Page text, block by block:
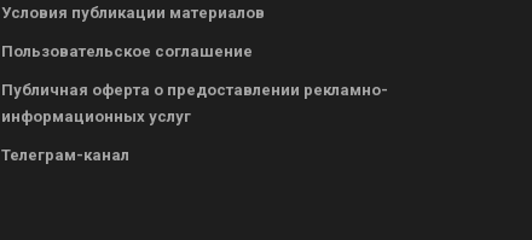
Условия публикации материалов
Пользовательское соглашение
Публичная оферта о предоставлении рекламно-
информационных услуг
Телеграм-канал